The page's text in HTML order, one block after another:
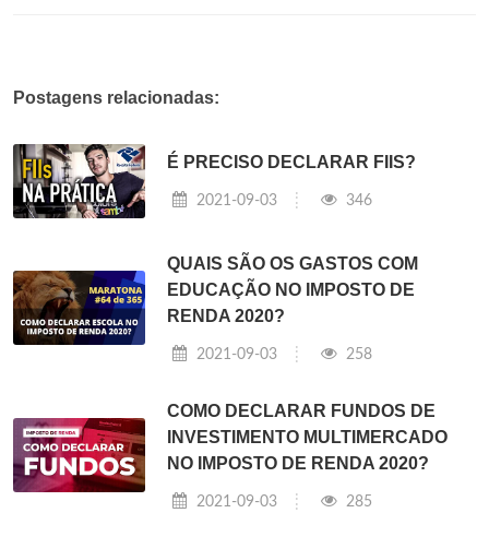
Postagens relacionadas:
É PRECISO DECLARAR FIIS?
2021-09-03 346
QUAIS SÃO OS GASTOS COM
EDUCAÇÃO NO IMPOSTO DE
RENDA 2020?
2021-09-03 258
COMO DECLARAR FUNDOS DE
INVESTIMENTO MULTIMERCADO
NO IMPOSTO DE RENDA 2020?
2021-09-03 285